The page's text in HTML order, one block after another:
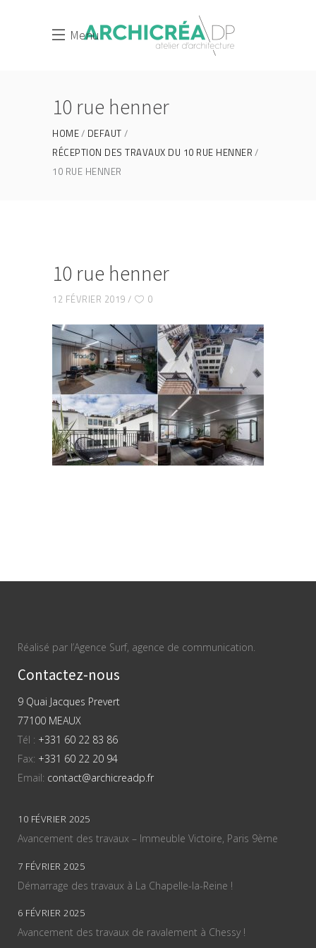
Menu
10 rue henner
HOME
DEFAUT
RÉCEPTION DES TRAVAUX DU 10 RUE HENNER
10 RUE HENNER
10 rue henner
12 FÉVRIER 2019 0
Réalisé par l’Agence Surf, agence de communication.
Contactez-nous
9 Quai Jacques Prevert
77100 MEAUX
Tél : +331 60 22 83 86
Fax: +331 60 22 20 94
Email: contact@archicreadp.fr
10 FÉVRIER 2025
Avancement des travaux – Immeuble Victoire, Paris 9ème
7 FÉVRIER 2025
Démarrage des travaux à La Chapelle-la-Reine !
6 FÉVRIER 2025
Avancement des travaux de ravalement à Chessy !